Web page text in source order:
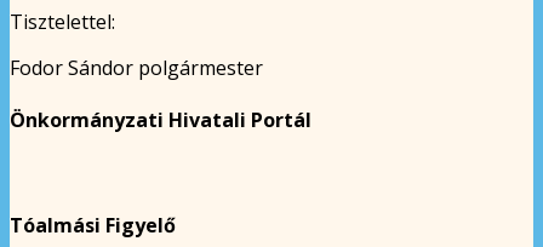
Tisztelettel:
Fodor Sándor polgármester
Önkormányzati Hivatali Portál
Tóalmási Figyelő